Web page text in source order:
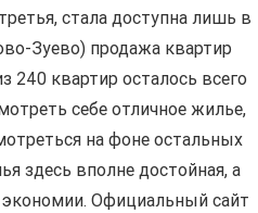
стала доступна лишь в
Зуево) продажа квартир
240 квартир осталось всего
себе отличное жилье,
на фоне остальных
здесь вполне достойная, а
Официальный сайт